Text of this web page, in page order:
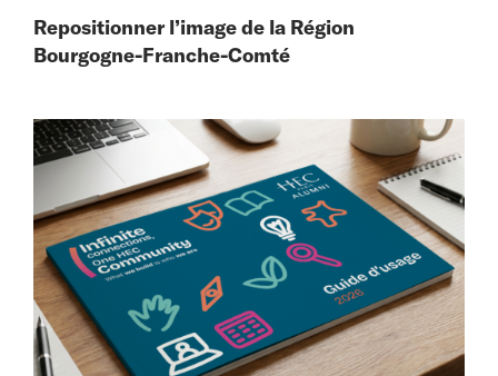
Repositionner l’image de la Région
Bourgogne-Franche-Comté